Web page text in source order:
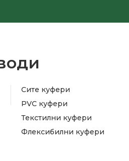
Сите куфери
PVC куфери
Текстилни куфери
Флексибилни куфери